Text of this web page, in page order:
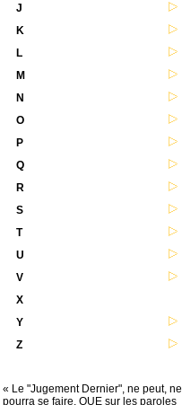
J
K
L
M
N
O
P
Q
R
S
T
U
V
X
Y
Z
« Le "Jugement Dernier", ne peut, ne
pourra se faire, QUE sur les paroles